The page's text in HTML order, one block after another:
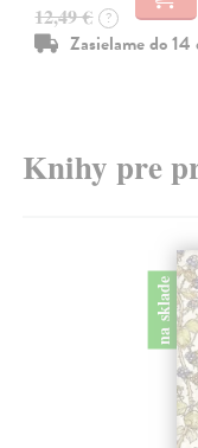
12,49 € ?
Zasielame do 14
Knihy pre
na sklade